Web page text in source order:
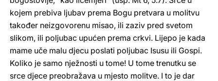
kojem prebiva ljubav prema Bogu pretvara u molitvu
također neizgovorenu misao, ili zaziv pred svetom
slikom, ili poljubac upućen prema crkvi. Lijepo je kada
mame uče malu djecu poslati poljubac Isusu ili Gospi.
Koliko je samo nježnosti u tome! U tome trenutku se
srce djece preobražava u mjesto molitve. I to je dar